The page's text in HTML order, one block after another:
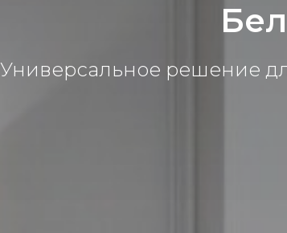
Универсальное решение